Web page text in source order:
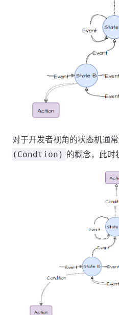
对于开发者视角的状态机通
(Condtion) 的概念，此时